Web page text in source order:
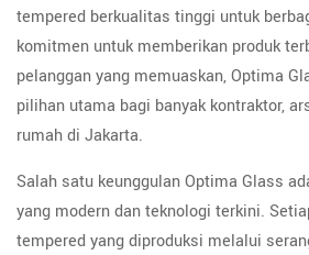
tempered berkualitas tinggi untuk
komitmen untuk memberikan produk
pelanggan yang memuaskan, Optima
pilihan utama bagi banyak kontraktor,
rumah di Jakarta.
Salah satu keunggulan Optima Glass
yang modern dan teknologi terkini.
tempered yang diproduksi melalui